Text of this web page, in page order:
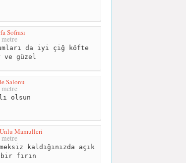
Sofrası
da iyi çiğ köfte
ve güzel
Salonu
olsun
Mamulleri
kaldığınızda açık
bir fırın